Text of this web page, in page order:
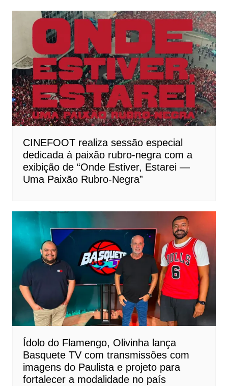
CINEFOOT realiza sessão especial
dedicada à paixão rubro-negra com a
exibição de “Onde Estiver, Estarei —
Uma Paixão Rubro-Negra”
Ídolo do Flamengo, Olivinha lança
Basquete TV com transmissões com
imagens do Paulista e projeto para
fortalecer a modalidade no país